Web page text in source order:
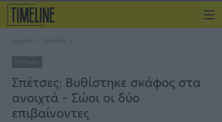
Αρχική Ελλάδα
ΕΛΛΆΔΑ
Σπέτσες: Βυθίστηκε σκάφος στα
ανοιχτά – Σώοι οι δύο
επιβαίνοντες